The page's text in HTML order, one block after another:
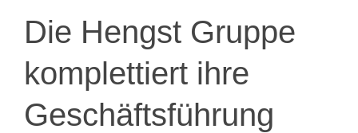
Die Hengst Gruppe
komplettiert ihre
Geschäftsführung